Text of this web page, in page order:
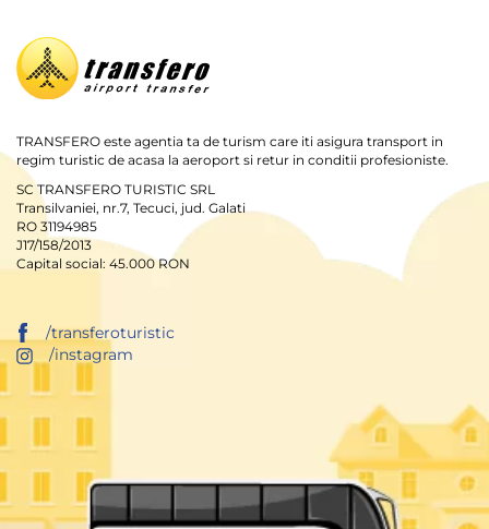
TRANSFERO este agentia ta de turism care iti asigura transport in
regim turistic de acasa la aeroport si retur in conditii profesioniste.
SC TRANSFERO TURISTIC SRL
Transilvaniei, nr.7, Tecuci, jud. Galati
RO 31194985
J17/158/2013
Capital social: 45.000 RON
/transferoturistic
/instagram